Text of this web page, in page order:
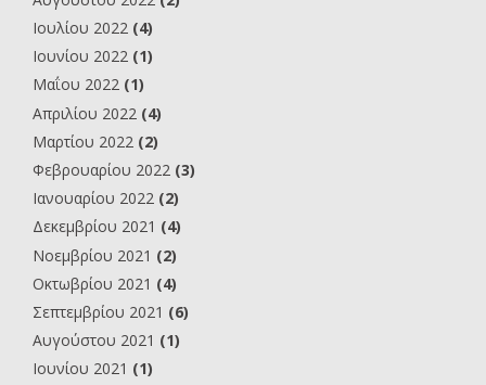
Ιουλίου 2022 (4)
Ιουνίου 2022 (1)
Μαΐου 2022 (1)
Απριλίου 2022 (4)
Μαρτίου 2022 (2)
Φεβρουαρίου 2022 (3)
Ιανουαρίου 2022 (2)
Δεκεμβρίου 2021 (4)
Νοεμβρίου 2021 (2)
Οκτωβρίου 2021 (4)
Σεπτεμβρίου 2021 (6)
Αυγούστου 2021 (1)
Ιουνίου 2021 (1)